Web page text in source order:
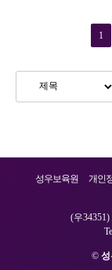
1
성우보육원 개인
(우
© 성